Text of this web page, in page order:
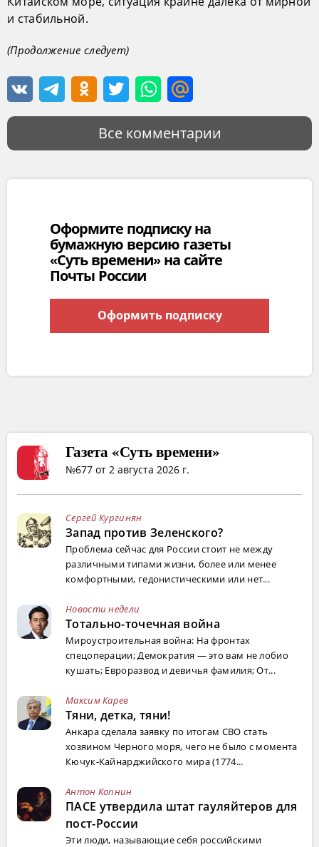
и стабильной.
(Продолжение следует)
Все комментарии
Оформите подписку на
бумажную версию газеты
«Суть времени» на сайте
Почты России
Оформить подписку
Газета «Суть времени»
№677 от 2 августа 2026 г.
Сергей Кургинян
Запад против Зеленского?
Проблема сейчас для России стоит не между
различными типами жизни, более или менее
комфортными, гедонистическими или нет...
Новости недели
Тотально-точечная война
Мироустроительная война: На фронтах
спецоперации; Демократия — это вам не лобио
кушать; Евроразвод и девичья фамилия; От...
Максим Карев
Тяни, детка, тяни!
Анкара сделала заявку по итогам СВО стать
хозяином Черного моря, чего не было с момента
Кючук-Кайнарджийского мира (1774...
Антон Копнин
ПАСЕ утвердила штат гауляйтеров для
пост-России
Эти люди, называющие себя российскими